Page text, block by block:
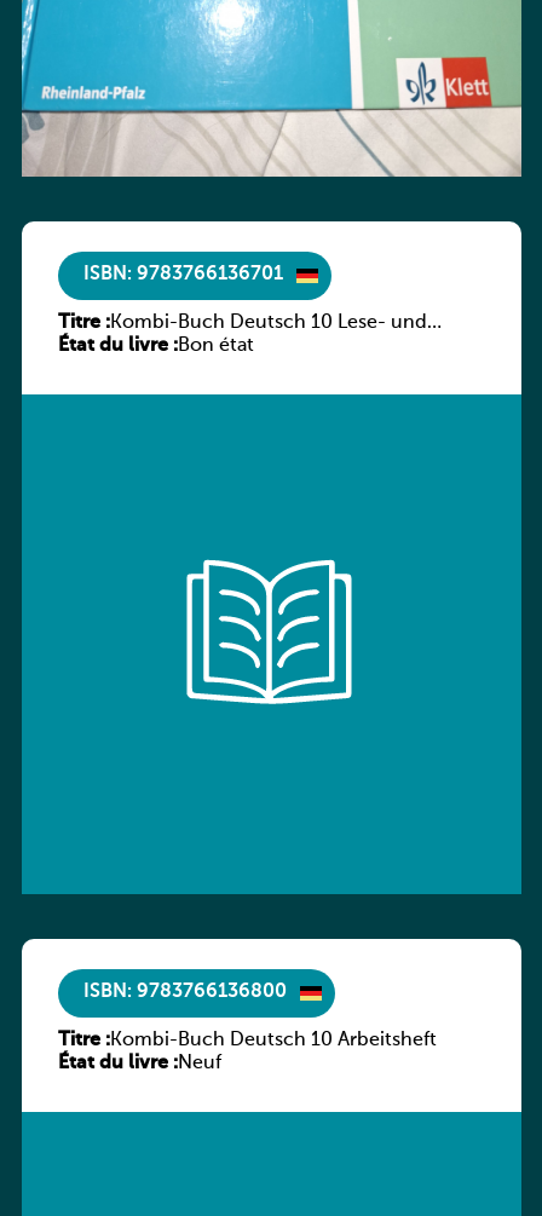
ISBN: 9783766136701
Titre :Kombi-Buch Deutsch 10 Lese- und
Sprachbuch
État du livre :Bon état
ISBN: 9783766136800
Titre :Kombi-Buch Deutsch 10 Arbeitsheft
État du livre :Neuf